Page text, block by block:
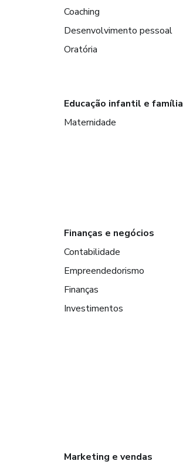
Coaching
Desenvolvimento pessoal
Oratória
Educação infantil e família
Maternidade
Finanças e negócios
Contabilidade
Empreendedorismo
Finanças
Investimentos
Marketing e vendas